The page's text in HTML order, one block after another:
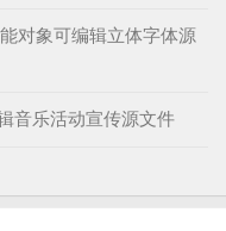
对象可编辑立体字体源
音乐活动宣传源文件